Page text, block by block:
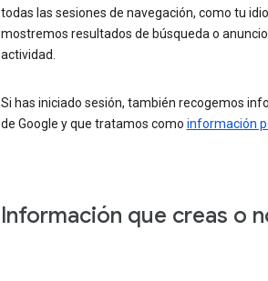
todas las sesiones de navegación, como tu
mostremos resultados de búsqueda o
actividad.
Si has iniciado sesión, también recogemos
de Google y que tratamos como información
Información que creas o